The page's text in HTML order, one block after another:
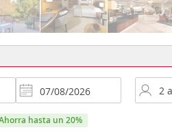
ahorra hasta un 20%